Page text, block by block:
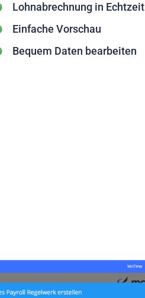
Lohnabrechnung in Echtzeit
Einfache Vorschau
Bequem Daten bearbeiten